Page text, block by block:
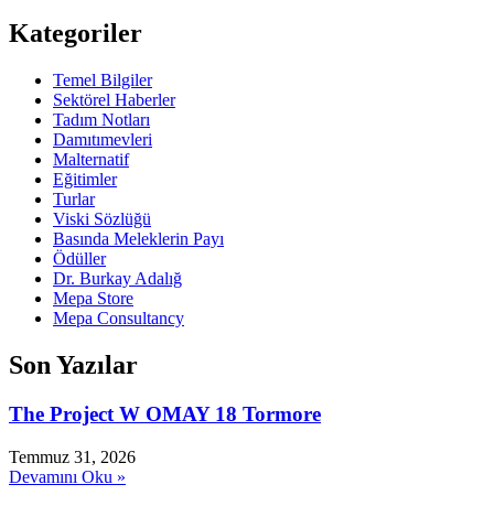
Kategoriler
Temel Bilgiler
Sektörel Haberler
Tadım Notları
Damıtımevleri
Malternatif
Eğitimler
Turlar
Viski Sözlüğü
Basında Meleklerin Payı
Ödüller
Dr. Burkay Adalığ
Mepa Store
Mepa Consultancy
Son Yazılar
The Project W OMAY 18 Tormore
Temmuz 31, 2026
Devamını Oku »